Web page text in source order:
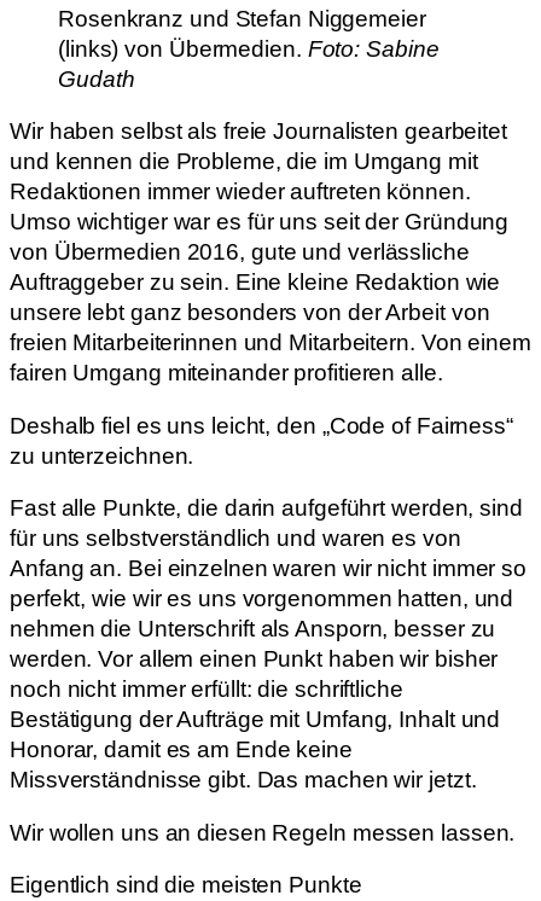
Rosenkranz und Stefan Niggemeier
(links) von Übermedien. Foto: Sabine
Gudath
Wir haben selbst als freie Journalisten gearbeitet
und kennen die Probleme, die im Umgang mit
Redaktionen immer wieder auftreten können.
Umso wichtiger war es für uns seit der Gründung
von Übermedien 2016, gute und verlässliche
Auftraggeber zu sein. Eine kleine Redaktion wie
unsere lebt ganz besonders von der Arbeit von
freien Mitarbeiterinnen und Mitarbeitern. Von einem
fairen Umgang miteinander profitieren alle.
Deshalb fiel es uns leicht, den „Code of Fairness“
zu unterzeichnen.
Fast alle Punkte, die darin aufgeführt werden, sind
für uns selbstverständlich und waren es von
Anfang an. Bei einzelnen waren wir nicht immer so
perfekt, wie wir es uns vorgenommen hatten, und
nehmen die Unterschrift als Ansporn, besser zu
werden. Vor allem einen Punkt haben wir bisher
noch nicht immer erfüllt: die schriftliche
Bestätigung der Aufträge mit Umfang, Inhalt und
Honorar, damit es am Ende keine
Missverständnisse gibt. Das machen wir jetzt.
Wir wollen uns an diesen Regeln messen lassen.
Eigentlich sind die meisten Punkte